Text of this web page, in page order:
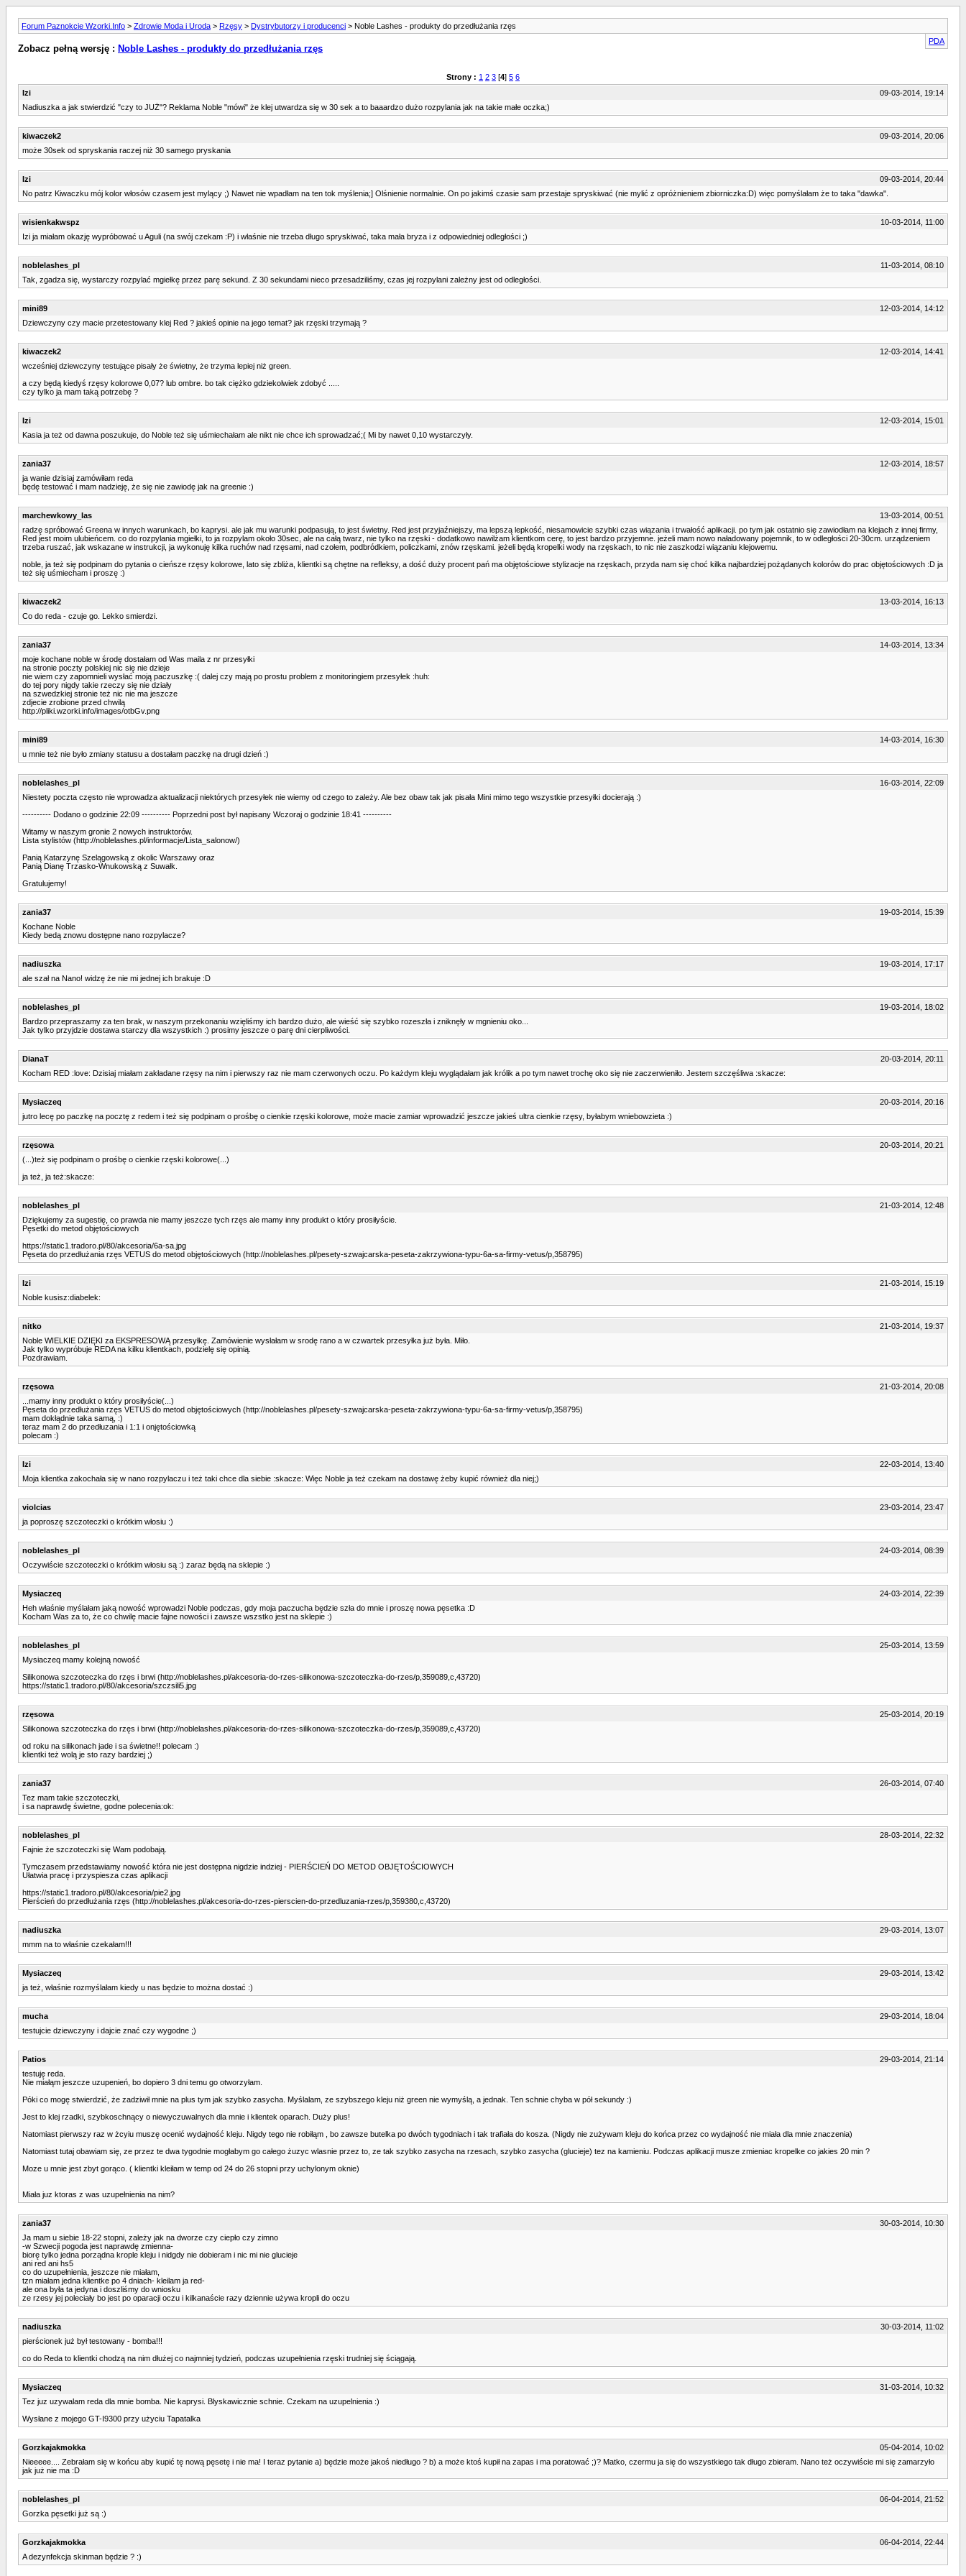
Forum Paznokcie Wzorki.Info > Zdrowie Moda i Uroda > Rzęsy > Dystrybutorzy i producenci > Noble Lashes - produkty do przedłużania rzęs
PDA
Zobacz pełną wersję : Noble Lashes - produkty do przedłużania rzęs
Strony : 1 2 3 [4] 5 6
Izi
09-03-2014, 19:14
Nadiuszka a jak stwierdzić "czy to JUŻ"? Reklama Noble "mówi" że klej utwardza się w 30 sek a to baaardzo dużo rozpylania jak na takie małe oczka;)
kiwaczek2
09-03-2014, 20:06
może 30sek od spryskania raczej niż 30 samego pryskania
Izi
09-03-2014, 20:44
No patrz Kiwaczku mój kolor włosów czasem jest mylący ;) Nawet nie wpadłam na ten tok myślenia;] Olśnienie normalnie. On po jakimś czasie sam przestaje spryskiwać (nie mylić z opróżnieniem zbiorniczka:D) więc pomyślałam że to taka "dawka".
wisienkakwspz
10-03-2014, 11:00
Izi ja miałam okazję wypróbować u Aguli (na swój czekam :P) i właśnie nie trzeba długo spryskiwać, taka mała bryza i z odpowiedniej odległości ;)
noblelashes_pl
11-03-2014, 08:10
Tak, zgadza się, wystarczy rozpylać mgiełkę przez parę sekund. Z 30 sekundami nieco przesadziliśmy, czas jej rozpylani zależny jest od odległości.
mini89
12-03-2014, 14:12
Dziewczyny czy macie przetestowany klej Red ? jakieś opinie na jego temat? jak rzęski trzymają ?
kiwaczek2
12-03-2014, 14:41
wcześniej dziewczyny testujące pisały że świetny, że trzyma lepiej niż green.
a czy będą kiedyś rzęsy kolorowe 0,07? lub ombre. bo tak ciężko gdziekolwiek zdobyć .....
czy tylko ja mam taką potrzebę ?
Izi
12-03-2014, 15:01
Kasia ja też od dawna poszukuje, do Noble też się uśmiechałam ale nikt nie chce ich sprowadzać;( Mi by nawet 0,10 wystarczyły.
zania37
12-03-2014, 18:57
ja wanie dzisiaj zamówiłam reda
będę testować i mam nadzieję, że się nie zawiodę jak na greenie :)
marchewkowy_las
13-03-2014, 00:51
radzę spróbować Greena w innych warunkach, bo kaprysi. ale jak mu warunki podpasują, to jest świetny. Red jest przyjaźniejszy, ma lepszą lepkość, niesamowicie szybki czas wiązania i trwałość aplikacji. po tym jak ostatnio się zawiodłam na klejach z innej firmy,
Red jest moim ulubieńcem. co do rozpylania mgiełki, to ja rozpylam około 30sec, ale na całą twarz, nie tylko na rzęski - dodatkowo nawilżam klientkom cerę, to jest bardzo przyjemne. jeżeli mam nowo naładowany pojemnik, to w odległości 20-30cm. urządzeniem
trzeba ruszać, jak wskazane w instrukcji, ja wykonuję kilka ruchów nad rzęsami, nad czołem, podbródkiem, policzkami, znów rzęskami. jeżeli będą kropelki wody na rzęskach, to nic nie zaszkodzi wiązaniu klejowemu.
noble, ja też się podpinam do pytania o cieńsze rzęsy kolorowe, lato się zbliża, klientki są chętne na refleksy, a dość duży procent pań ma objętościowe stylizacje na rzęskach, przyda nam się choć kilka najbardziej pożądanych kolorów do prac objętościowych :D ja
też się uśmiecham i proszę :)
kiwaczek2
13-03-2014, 16:13
Co do reda - czuje go. Lekko smierdzi.
zania37
14-03-2014, 13:34
moje kochane noble w środę dostałam od Was maila z nr przesyłki
na stronie poczty polskiej nic się nie dzieje
nie wiem czy zapomnieli wysłać moją paczuszkę :( dalej czy mają po prostu problem z monitoringiem przesyłek :huh:
do tej pory nigdy takie rzeczy się nie działy
na szwedzkiej stronie też nic nie ma jeszcze
zdjecie zrobione przed chwilą
http://pliki.wzorki.info/images/otbGv.png
mini89
14-03-2014, 16:30
u mnie też nie było zmiany statusu a dostałam paczkę na drugi dzień :)
noblelashes_pl
16-03-2014, 22:09
Niestety poczta często nie wprowadza aktualizacji niektórych przesyłek nie wiemy od czego to zależy. Ale bez obaw tak jak pisała Mini mimo tego wszystkie przesyłki docierają :)
---------- Dodano o godzinie 22:09 ---------- Poprzedni post był napisany Wczoraj o godzinie 18:41 ----------
Witamy w naszym gronie 2 nowych instruktorów.
Lista stylistów (http://noblelashes.pl/informacje/Lista_salonow/)
Panią Katarzynę Szelągowską z okolic Warszawy oraz
Panią Dianę Trzasko-Wnukowską z Suwałk.
Gratulujemy!
zania37
19-03-2014, 15:39
Kochane Noble
Kiedy bedą znowu dostępne nano rozpylacze?
nadiuszka
19-03-2014, 17:17
ale szał na Nano! widzę że nie mi jednej ich brakuje :D
noblelashes_pl
19-03-2014, 18:02
Bardzo przepraszamy za ten brak, w naszym przekonaniu wzięliśmy ich bardzo dużo, ale wieść się szybko rozeszła i zniknęły w mgnieniu oko...
Jak tylko przyjdzie dostawa starczy dla wszystkich :) prosimy jeszcze o parę dni cierpliwości.
DianaT
20-03-2014, 20:11
Kocham RED :love: Dzisiaj miałam zakładane rzęsy na nim i pierwszy raz nie mam czerwonych oczu. Po każdym kleju wyglądałam jak królik a po tym nawet trochę oko się nie zaczerwieniło. Jestem szczęśliwa :skacze:
Mysiaczeq
20-03-2014, 20:16
jutro lecę po paczkę na pocztę z redem i też się podpinam o prośbę o cienkie rzęski kolorowe, może macie zamiar wprowadzić jeszcze jakieś ultra cienkie rzęsy, byłabym wniebowzieta :)
rzęsowa
20-03-2014, 20:21
(...)też się podpinam o prośbę o cienkie rzęski kolorowe(...)
ja też, ja też:skacze:
noblelashes_pl
21-03-2014, 12:48
Dziękujemy za sugestię, co prawda nie mamy jeszcze tych rzęs ale mamy inny produkt o który prosiłyście.
Pęsetki do metod objętościowych
https://static1.tradoro.pl/80/akcesoria/6a-sa.jpg
Pęseta do przedłużania rzęs VETUS do metod objętościowych (http://noblelashes.pl/pesety-szwajcarska-peseta-zakrzywiona-typu-6a-sa-firmy-vetus/p,358795)
Izi
21-03-2014, 15:19
Noble kusisz:diabelek:
nitko
21-03-2014, 19:37
Noble WIELKIE DZIĘKI za EKSPRESOWĄ przesyłkę. Zamówienie wysłałam w srodę rano a w czwartek przesyłka już była. Miło.
Jak tylko wypróbuje REDA na kilku klientkach, podzielę się opinią.
Pozdrawiam.
rzęsowa
21-03-2014, 20:08
...mamy inny produkt o który prosiłyście(...)
Pęseta do przedłużania rzęs VETUS do metod objętościowych (http://noblelashes.pl/pesety-szwajcarska-peseta-zakrzywiona-typu-6a-sa-firmy-vetus/p,358795)
mam dokłądnie taka samą, :)
teraz mam 2 do przedłuzania i 1:1 i onjętościowką
polecam :)
Izi
22-03-2014, 13:40
Moja klientka zakochała się w nano rozpylaczu i też taki chce dla siebie :skacze: Więc Noble ja też czekam na dostawę żeby kupić również dla niej;)
violcias
23-03-2014, 23:47
ja poproszę szczoteczki o krótkim włosiu :)
noblelashes_pl
24-03-2014, 08:39
Oczywiście szczoteczki o krótkim włosiu są :) zaraz będą na sklepie :)
Mysiaczeq
24-03-2014, 22:39
Heh właśnie myślałam jaką nowość wprowadzi Noble podczas, gdy moja paczucha będzie szła do mnie i proszę nowa pęsetka :D
Kocham Was za to, że co chwilę macie fajne nowości i zawsze wszstko jest na sklepie :)
noblelashes_pl
25-03-2014, 13:59
Mysiaczeq mamy kolejną nowość
Silikonowa szczoteczka do rzęs i brwi (http://noblelashes.pl/akcesoria-do-rzes-silikonowa-szczoteczka-do-rzes/p,359089,c,43720)
https://static1.tradoro.pl/80/akcesoria/szczsili5.jpg
rzęsowa
25-03-2014, 20:19
Silikonowa szczoteczka do rzęs i brwi (http://noblelashes.pl/akcesoria-do-rzes-silikonowa-szczoteczka-do-rzes/p,359089,c,43720)
od roku na silikonach jade i sa świetne!! polecam :)
klientki też wolą je sto razy bardziej ;)
zania37
26-03-2014, 07:40
Tez mam takie szczoteczki,
i sa naprawdę świetne, godne polecenia:ok:
noblelashes_pl
28-03-2014, 22:32
Fajnie że szczoteczki się Wam podobają.
Tymczasem przedstawiamy nowość która nie jest dostępna nigdzie indziej - PIERŚCIEŃ DO METOD OBJĘTOŚCIOWYCH
Ułatwia pracę i przyspiesza czas aplikacji
https://static1.tradoro.pl/80/akcesoria/pie2.jpg
Pierścień do przedłużania rzęs (http://noblelashes.pl/akcesoria-do-rzes-pierscien-do-przedluzania-rzes/p,359380,c,43720)
nadiuszka
29-03-2014, 13:07
mmm na to właśnie czekałam!!!
Mysiaczeq
29-03-2014, 13:42
ja też, właśnie rozmyślałam kiedy u nas będzie to można dostać :)
mucha
29-03-2014, 18:04
testujcie dziewczyny i dajcie znać czy wygodne ;)
Patios
29-03-2014, 21:14
testuję reda.
Nie miałąm jeszcze uzupenień, bo dopiero 3 dni temu go otworzyłam.
Póki co mogę stwierdzić, że zadziwił mnie na plus tym jak szybko zasycha. Myślalam, ze szybszego kleju niż green nie wymyślą, a jednak. Ten schnie chyba w pół sekundy :)
Jest to klej rzadki, szybkoschnący o niewyczuwalnych dla mnie i klientek oparach. Duży plus!
Natomiast pierwszy raz w żcyiu muszę ocenić wydajność kleju. Nigdy tego nie robiłąm , bo zawsze butelka po dwóch tygodniach i tak trafiała do kosza. (Nigdy nie zużywam kleju do końca przez co wydajność nie miała dla mnie znaczenia)
Natomiast tutaj obawiam się, ze przez te dwa tygodnie mogłabym go całego żuzyc wlasnie przez to, ze tak szybko zasycha na rzesach, szybko zasycha (glucieje) tez na kamieniu. Podczas aplikacji musze zmieniac kropelke co jakies 20 min ?
Moze u mnie jest zbyt gorąco. ( klientki kleiłam w temp od 24 do 26 stopni przy uchylonym oknie)
Miała juz ktoras z was uzupełnienia na nim?
zania37
30-03-2014, 10:30
Ja mam u siebie 18-22 stopni, zależy jak na dworze czy ciepło czy zimno
-w Szwecji pogoda jest naprawdę zmienna-
biorę tylko jedna porządna krople kleju i nidgdy nie dobieram i nic mi nie glucieje
ani red ani hs5
co do uzupełnienia, jeszcze nie miałam,
tzn miałam jedna klientke po 4 dniach- kleilam ja red-
ale ona była ta jedyna i doszliśmy do wniosku
ze rzesy jej poleciały bo jest po oparacji oczu i kilkanaście razy dziennie używa kropli do oczu
nadiuszka
30-03-2014, 11:02
pierścionek już był testowany - bomba!!!
co do Reda to klientki chodzą na nim dłużej co najmniej tydzień, podczas uzupełnienia rzęski trudniej się ściągają.
Mysiaczeq
31-03-2014, 10:32
Tez juz uzywalam reda dla mnie bomba. Nie kaprysi. Blyskawicznie schnie. Czekam na uzupelnienia :)
Wysłane z mojego GT-I9300 przy użyciu Tapatalka
Gorzkajakmokka
05-04-2014, 10:02
Nieeeee.... Zebrałam się w końcu aby kupić tę nową pęsetę i nie ma! I teraz pytanie a) będzie może jakoś niedługo ? b) a może ktoś kupił na zapas i ma poratować ;)? Matko, czermu ja się do wszystkiego tak długo zbieram. Nano też oczywiście mi się zamarzyło
jak już nie ma :D
noblelashes_pl
06-04-2014, 21:52
Gorzka pęsetki już są :)
Gorzkajakmokka
06-04-2014, 22:44
A dezynfekcja skinman będzie ? :)